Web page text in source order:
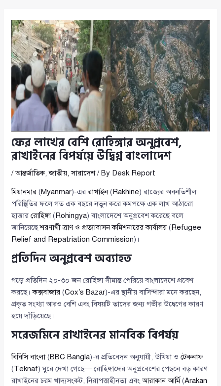
ফের লাখের বেশি রোহিঙ্গার অনুপ্রবেশ,
রাখাইনের বিপর্যয়ে উদ্বিগ্ন বাংলাদেশ
/আন্তর্জাতিক,জাতীয়,সারাদেশ/ By Desk Report
মিয়ানমার (Myanmar)-এররাখাইন( Rakhine) রাজ্যের অবনতিশীল
পরিস্থিতির ফলে গত এক বছরে নতুন করে কমপক্ষে এক লাখ আঠারো
হাজাররোহিঙ্গা( Rohingya) বাংলাদেশে অনুপ্রবেশ করেছে বলে
জানিয়েছেশরণার্থী ত্রাণ ও প্রত্যাবাসন কমিশনারের কার্যালয় ( Refugee
Relief and Repatriation Commission)।
প্রতিদিন অনুপ্রবেশ অব্যাহত
গড়ে প্রতিদিন ২০-৩০ জন রোহিঙ্গা সীমান্ত পেরিয়ে বাংলাদেশে প্রবেশ
করছে।কক্সবাজার (Cox’s Bazar)-এর স্থানীয় বাসিন্দারা মনে করছেন,
প্রকৃত সংখ্যা আরও বেশি এবং বিষয়টি তাদের জন্য গভীর উদ্বেগের কারণ
হয়ে দাঁড়িয়েছে।
সরেজমিনে রাখাইনের মানবিক বিপর্যয়
বিবিসি বাংলা(BBC Bangla)-র প্রতিবেদন অনুযায়ী, উখিয়া ওটেকনাফ
(Teknaf) ঘুরে দেখা গেছে— রোহিঙ্গাদের অনুপ্রবেশের পেছনে বড় কারণ
রাখাইনের চরম খাদ্যসংকট, নিরাপত্তাহীনতা এবংআরাকান আর্মি(Arakan